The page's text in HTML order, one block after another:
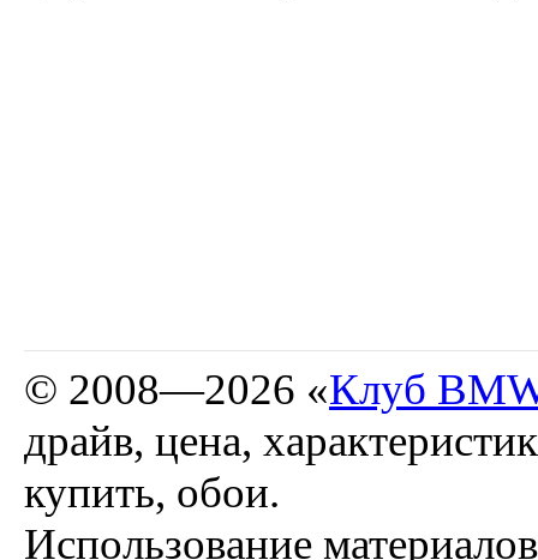
© 2008—2026 «Клуб
драйв, цена,
купить, обои.
Использование